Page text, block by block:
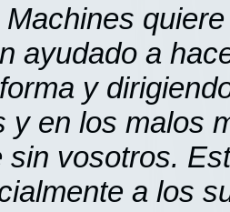
Machines
ayudado a
y
y en los malos
sin vosotros.
a los